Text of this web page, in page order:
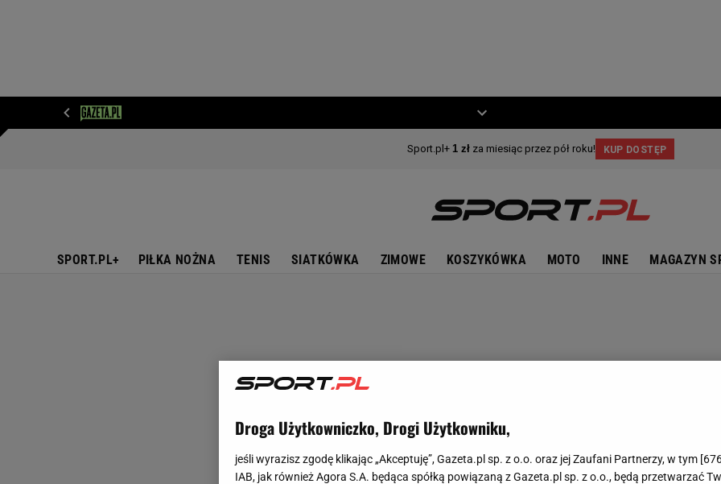
SPORT.PL+ PIŁKA NOŻNA TENIS SIATKÓWKA ZIMOWE KOSZYKÓWKA MOTO INNE MAGAZYN
Droga Użytkowniczko, Drogi Użytkowniku,
jeśli wyrazisz zgodę klikając „Akceptuję”, Gazeta.pl sp. z o.o. oraz jej Zaufani Partnerzy, w tym [
IAB, jak również Agora S.A. będąca spółką powiązaną z Gazeta.pl sp. z o.o., będą przetwarzać